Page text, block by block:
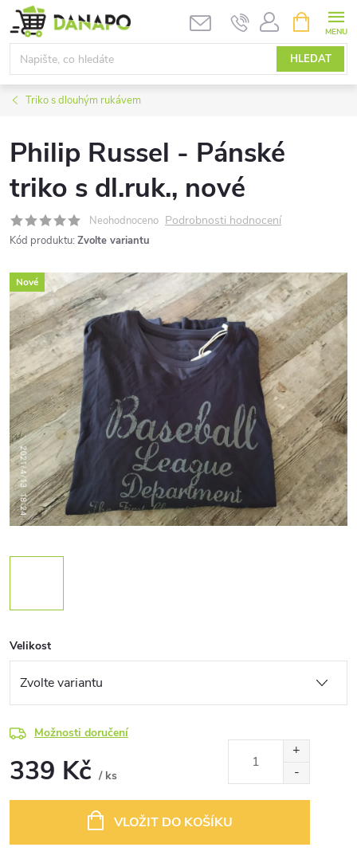
Přejít
na
obsah
HLEDAT
NÁKUPNÍ
KOŠÍK
Triko s dlouhým rukávem
Philip Russel - Pánské
triko s dl.ruk., nové
Neohodnoceno Podrobnosti hodnocení
Kód produktu: Zvolte variantu
Nové
Velikost
Možnosti doručení
339 Kč / ks
VLOŽIT DO KOŠÍKU